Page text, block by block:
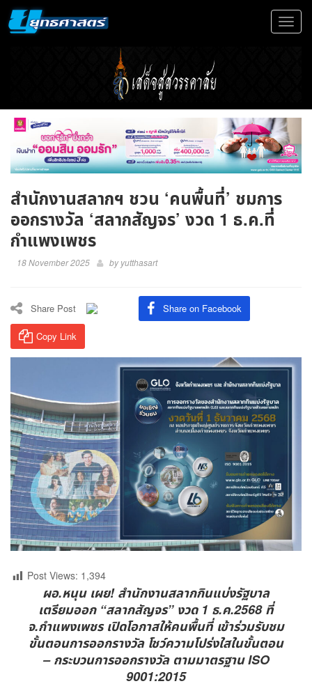
Toggle
สำนักงานสลากฯ ชวน ‘คนพื้นที่’ ชมการ
ออกรางวัล ‘สลากสัญจร’ งวด 1 ธ.ค.ที่
กำแพงเพชร
18 November 2025 by yutthasart
Share Post Share on Facebook
Copy Link
Post Views: 1,394
ผอ.หนุน เผย! สำนักงานสลากกินแบ่งรัฐบาล
เตรียมออก “สลากสัญจร” งวด 1 ธ.ค.2568 ที่
จ.กำแพงเพชร เปิดโอกาสให้คนพื้นที่ เข้าร่วมรับชม
ขั้นตอนการออกรางวัล โชว์ความโปร่งใสในขั้นตอน
– กระบวนการออกรางวัล ตามมาตรฐาน ISO
9001:2015